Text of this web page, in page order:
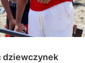
dziewczynek